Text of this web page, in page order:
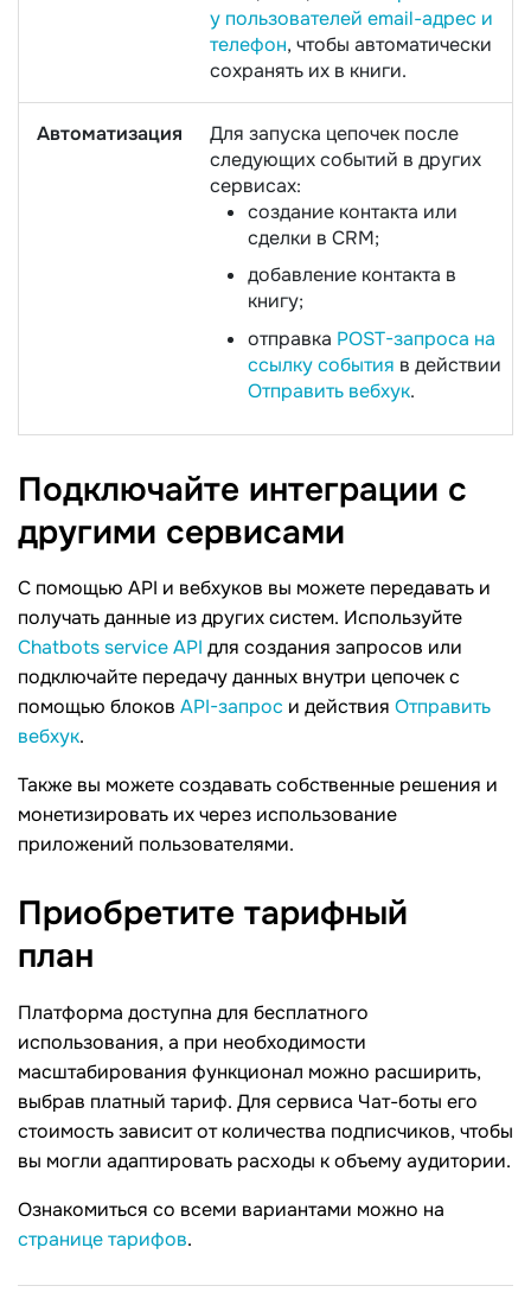
у пользователей email-адрес и
телефон, чтобы автоматически
сохранять их в книги.
Автоматизация
Для запуска цепочек после
следующих событий в других
сервисах:
создание контакта или
сделки в CRM;
добавление контакта в
книгу;
отправка POST-запроса на
ссылку события в действии
Отправить вебхук.
Подключайте интеграции с
другими сервисами
С помощью API и вебхуков вы можете передавать и
получать данные из других систем. Используйте
Chatbots service API для создания запросов или
подключайте передачу данных внутри цепочек с
помощью блоков API-запрос и действия Отправить
вебхук.
Также вы можете создавать собственные решения и
монетизировать их через использование
приложений пользователями.
Приобретите тарифный
план
Платформа доступна для бесплатного
использования, а при необходимости
масштабирования функционал можно расширить,
выбрав платный тариф. Для сервиса Чат-боты его
стоимость зависит от количества подписчиков, чтобы
вы могли адаптировать расходы к объему аудитории.
Ознакомиться со всеми вариантами можно на
странице тарифов.